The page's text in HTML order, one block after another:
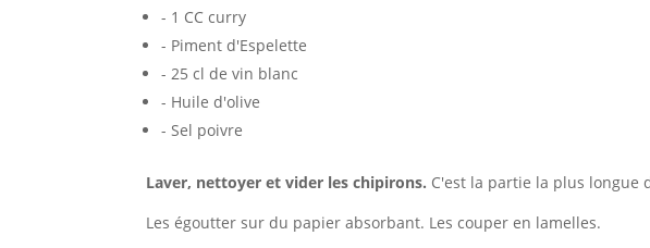
- 1 CC curry
- Piment d'Espelette
- 25 cl de vin blanc
- Huile d'olive
- Sel poivre
Laver, nettoyer et vider les chipirons. C'est la partie la plus longue
Les égoutter sur du papier absorbant. Les couper en lamelles.